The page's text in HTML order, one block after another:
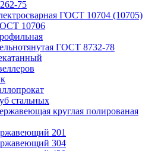
75
ГОСТ 10704 (10705)
10706
ГОСТ 8732-78
стальных
круглая полированая
201
304